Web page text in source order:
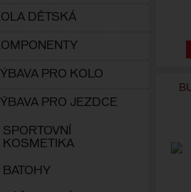
DĚTSKÁ
PRO KOLO
PRO JEZDCE
SPORTOVNÍ
KOSMETIKA
BATOHY